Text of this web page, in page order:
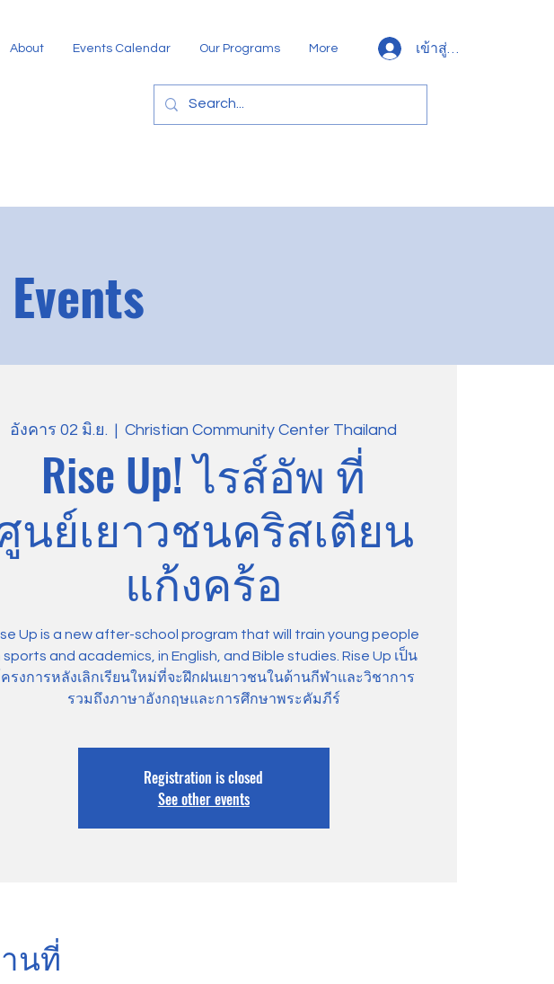
About Events Calendar Our Programs More เข้าสู่ระบบ
อังคาร 02 มิ.ย.
  |
Christian Community Center Thailand
Rise Up! ไรส์อัพ ที่
นย์เยาวชนคริสเตียน
แก้งคร้อ
Up is a new after-school program that will train young people
sports and academics, in English, and Bible studies. Rise Up เป็น
ครงการหลังเลิกเรียนใหม่ที่จะฝึกฝนเยาวชนในด้านกีฬาและวิชาการ
รวมถึงภาษาอังกฤษและการศึกษาพระคัมภีร์
Registration is closed
See other events
นที่